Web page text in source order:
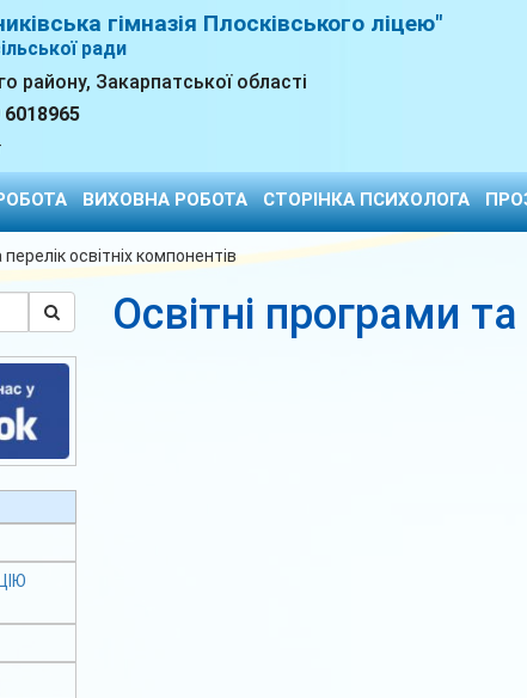
гімназія Плосківського ліцею"
ради
району, Закарпатської області
6018965
ВИХОВНА РОБОТА СТОРІНКА ПСИХОЛОГА
освітніх компонентів
Освітні програми